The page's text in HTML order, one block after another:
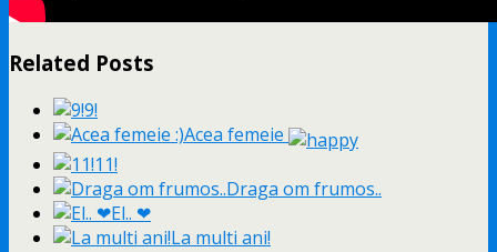
Related Posts
9!
Acea femeie
11!
Draga om frumos..
El.. ❤
La multi ani!